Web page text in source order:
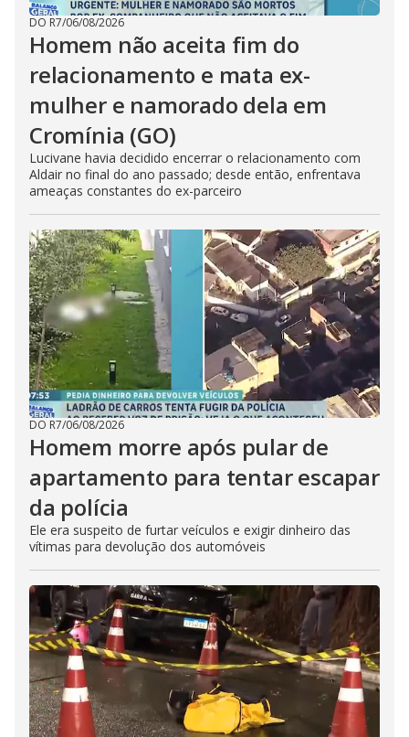
DO R7/06/08/2026
Homem não aceita fim do
relacionamento e mata ex-
mulher e namorado dela em
Cromínia (GO)
Lucivane havia decidido encerrar o relacionamento com
Aldair no final do ano passado; desde então, enfrentava
ameaças constantes do ex-parceiro
DO R7/06/08/2026
Homem morre após pular de
apartamento para tentar escapar
da polícia
Ele era suspeito de furtar veículos e exigir dinheiro das
vítimas para devolução dos automóveis